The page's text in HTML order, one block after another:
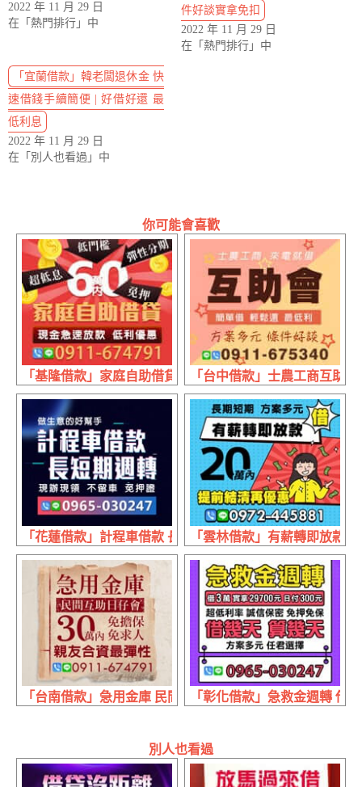
2022 年 11 月 29 日
在「熱門排行」中
件好談實拿免扣
2022 年 11 月 29 日
在「熱門排行」中
「宜蘭借款」韓老闆退休金 快
速借錢手續簡便 | 好借好還 最
低利息
2022 年 11 月 29 日
在「別人也看過」中
你可能會喜歡
「基隆借款」家庭自助借貸 現金急速放款 | 6萬內 低門檻超
「台中借款」士農工商互助
「花蓮借款」計程車借款 長短期週轉 | 現辦現領 不留車免
「雲林借款」有薪轉即放款
「台南借款」急用金庫 民間互助日仔會 | 30萬內 免擔保免
「彰化借款」急救金週轉 借
別人也看過